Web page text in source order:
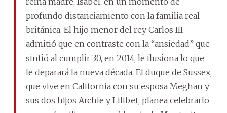
profundo distanciamiento con la familia real
británica. El hijo menor del rey Carlos III
admitió que en contraste con la “ansiedad” que
sintió al cumplir 30, en 2014, le ilusiona lo que
le deparará la nueva década. El duque de Sussex,
que vive en California con su esposa Meghan y
sus dos hijos Archie y Lilibet, planea celebrarlo